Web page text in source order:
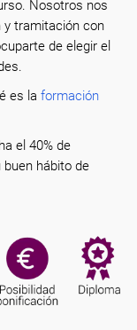
Nosotros nos
y tramitación con
de elegir el
es la formación
el 40% de
hábito de